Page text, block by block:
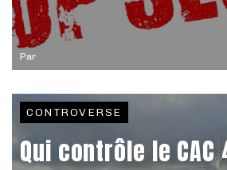
Par
CONTROVERSE
Qui contrôle le CAC